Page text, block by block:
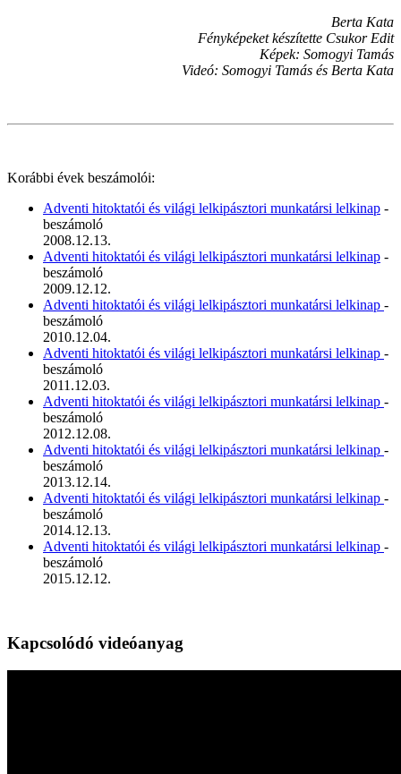
Berta Kata
Fényképeket készítette Csukor Edit
Képek: Somogyi Tamás
Videó: Somogyi Tamás és Berta Kata
Korábbi évek beszámolói:
Adventi hitoktatói és világi lelkipásztori munkatársi lelkinap -
beszámoló
2008.12.13.
Adventi hitoktatói és világi lelkipásztori munkatársi lelkinap -
beszámoló
2009.12.12.
Adventi hitoktatói és világi lelkipásztori munkatársi lelkinap -
beszámoló
2010.12.04.
Adventi hitoktatói és világi lelkipásztori munkatársi lelkinap -
beszámoló
2011.12.03.
Adventi hitoktatói és világi lelkipásztori munkatársi lelkinap -
beszámoló
2012.12.08.
Adventi hitoktatói és világi lelkipásztori munkatársi lelkinap -
beszámoló
2013.12.14.
Adventi hitoktatói és világi lelkipásztori munkatársi lelkinap -
beszámoló
2014.12.13.
Adventi hitoktatói és világi lelkipásztori munkatársi lelkinap -
beszámoló
2015.12.12.
Kapcsolódó videóanyag